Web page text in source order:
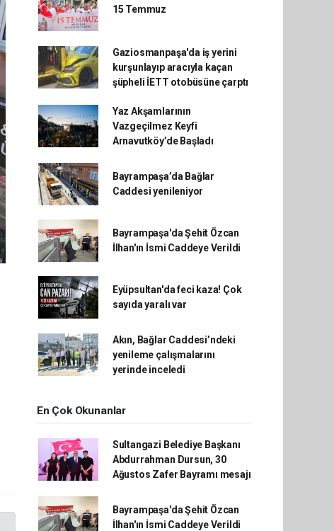
15 Temmuz
Gaziosmanpaşa'da iş yerini
kurşunlayıp aracıyla kaçan
şüpheli İETT otobüsüne çarptı
Yaz Akşamlarının
Vazgeçilmez Keyfi
Arnavutköy’de Başladı
Bayrampaşa’da Bağlar
Caddesi yenileniyor
Bayrampaşa'da Şehit Özcan
İlhan'ın İsmi Caddeye Verildi
Eyüpsultan'da feci kaza! Çok
sayıda yaralı var
Akın, Bağlar Caddesi’ndeki
yenileme çalışmalarını
yerinde inceledi
En Çok Okunanlar
Sultangazi Belediye Başkanı
Abdurrahman Dursun, 30
Ağustos Zafer Bayramı mesajı
Bayrampaşa'da Şehit Özcan
İlhan'ın İsmi Caddeye Verildi